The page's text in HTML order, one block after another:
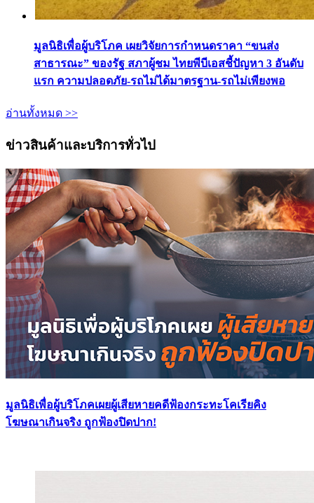
มูลนิธิเพื่อผู้บริโภค เผยวิจัยการกำหนดราคา “ขนส่ง
สาธารณะ” ของรัฐ สภาผู้ชม ไทยพีบีเอสชี้ปัญหา 3 อันดับ
แรก ความปลอดภัย-รถไม่ได้มาตรฐาน-รถไม่เพียงพอ
อ่านทั้งหมด >>
ข่าวสินค้าและบริการทั่วไป
มูลนิธิเพื่อผู้บริโภคเผยผู้เสียหายคดีฟ้องกระทะโคเรียคิง
โฆษณาเกินจริง ถูกฟ้องปิดปาก!